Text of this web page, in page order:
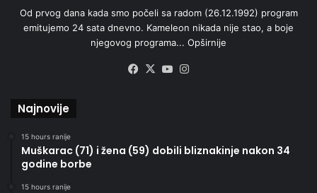
Od prvog dana kada smo počeli sa radom (26.12.1992) program
emitujemo 24 sata dnevno. Kameleon nikada nije stao, a boje
njegovog programa... Opširnije
Facebook
X YouTube
Najnovije
15 hours ranije
Muškarac (71) i žena (59) dobili bliznakinje nakon 34
godine borbe
15 hours ranije